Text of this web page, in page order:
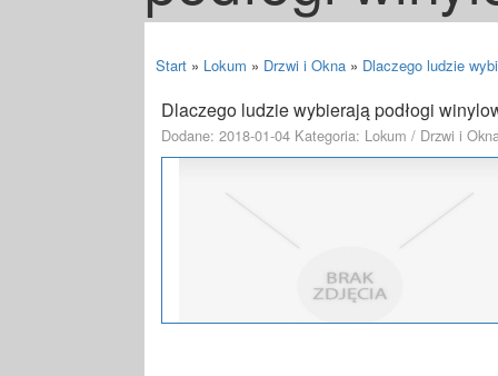
Start » Lokum » Drzwi i Okna » Dlaczego ludzie
Dlaczego ludzie wybierają podłogi
Dodane: 2018-01-04 Kategoria: Lokum / Drzwi i